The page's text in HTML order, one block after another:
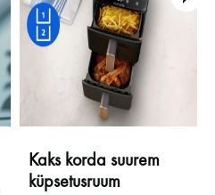
Kaks korda suurem
küpsetusruum